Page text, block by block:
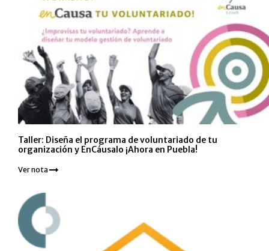
Taller: Diseña el programa de voluntariado de tu
organización y EnCáusalo ¡Ahora en Puebla!
Ver nota